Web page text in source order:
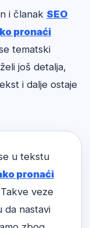
i članak SEO
pronaći
tematski
još detalja,
i dalje ostaje
u tekstu
pronaći
veze
da nastavi